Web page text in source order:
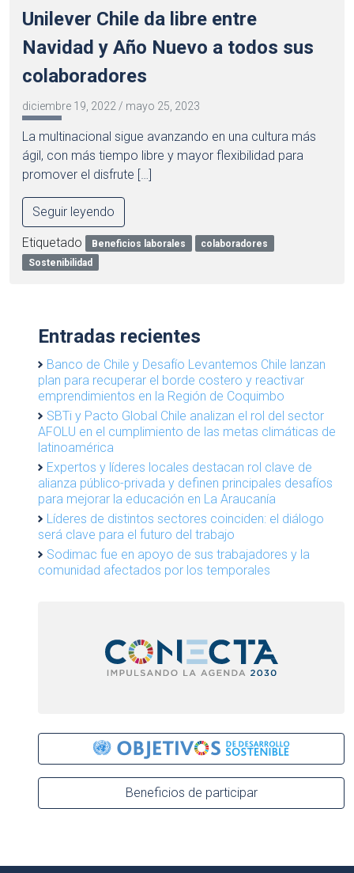
Unilever Chile da libre entre
Navidad y Año Nuevo a todos sus
colaboradores
diciembre 19, 2022 / mayo 25, 2023
La multinacional sigue avanzando en una cultura más
ágil, con más tiempo libre y mayor flexibilidad para
promover el disfrute […]
Seguir leyendo
Etiquetado Beneficios laborales
colaboradores
Sostenibilidad
Entradas recientes
Banco de Chile y Desafío Levantemos Chile lanzan
plan para recuperar el borde costero y reactivar
emprendimientos en la Región de Coquimbo
SBTi y Pacto Global Chile analizan el rol del sector
AFOLU en el cumplimiento de las metas climáticas de
latinoamérica
Expertos y líderes locales destacan rol clave de
alianza público-privada y definen principales desafíos
para mejorar la educación en La Araucanía
Líderes de distintos sectores coinciden: el diálogo
será clave para el futuro del trabajo
Sodimac fue en apoyo de sus trabajadores y la
comunidad afectados por los temporales
Beneficios de participar